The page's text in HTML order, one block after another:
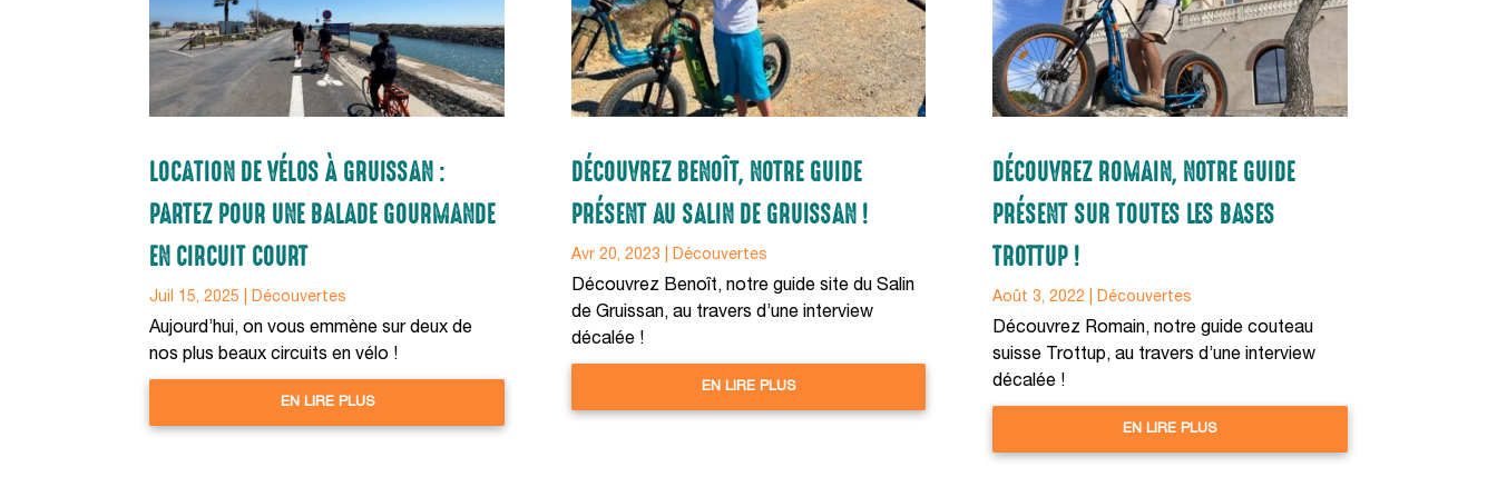
LOCATION DE VÉLOS À GRUISSAN :
PARTEZ POUR UNE BALADE GOURMANDE
EN CIRCUIT COURT
Juil 15, 2025 Découvertes
Aujourd’hui, on vous emmène sur deux de
nos plus beaux circuits en vélo !
EN LIRE PLUS
DÉCOUVREZ BENOÎT, NOTRE GUIDE
PRÉSENT AU SALIN DE GRUISSAN !
Avr 20, 2023 Découvertes
Découvrez Benoît, notre guide site du Salin
de Gruissan, au travers d’une interview
décalée !
EN LIRE PLUS
DÉCOUVREZ ROMAIN, NOTRE GUIDE
PRÉSENT SUR TOUTES LES BASES
TROTTUP !
Août 3, 2022 Découvertes
Découvrez Romain, notre guide couteau
suisse Trottup, au travers d’une interview
décalée !
EN LIRE PLUS